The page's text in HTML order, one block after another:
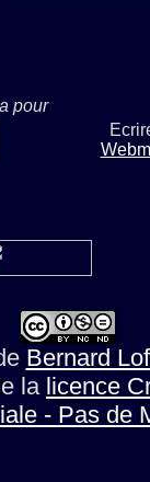
pour
Bernard
la licence
- Pas de